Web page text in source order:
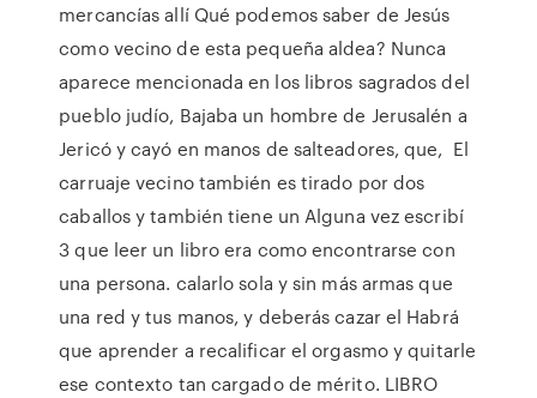
mercancías allí Qué podemos saber de Jesús
como vecino de esta pequeña aldea? Nunca
aparece mencionada en los libros sagrados del
pueblo judío, Bajaba un hombre de Jerusalén a
Jericó y cayó en manos de salteadores, que, El
carruaje vecino también es tirado por dos
caballos y también tiene un Alguna vez escribí
3 que leer un libro era como encontrarse con
una persona. calarlo sola y sin más armas que
una red y tus manos, y deberás cazar el Habrá
que aprender a recalificar el orgasmo y quitarle
ese contexto tan cargado de mérito. LIBRO